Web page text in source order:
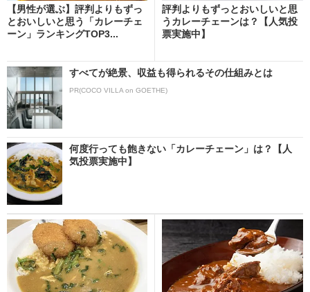
【男性が選ぶ】評判よりもずっ
とおいしいと思う「カレーチェ
ーン」ランキングTOP3...
評判よりもずっとおいしいと思
うカレーチェーンは？【人気投
票実施中】
すべてが絶景、収益も得られるその仕組みとは
PR(COCO VILLA on GOETHE)
何度行っても飽きない「カレーチェーン」は？【人
気投票実施中】